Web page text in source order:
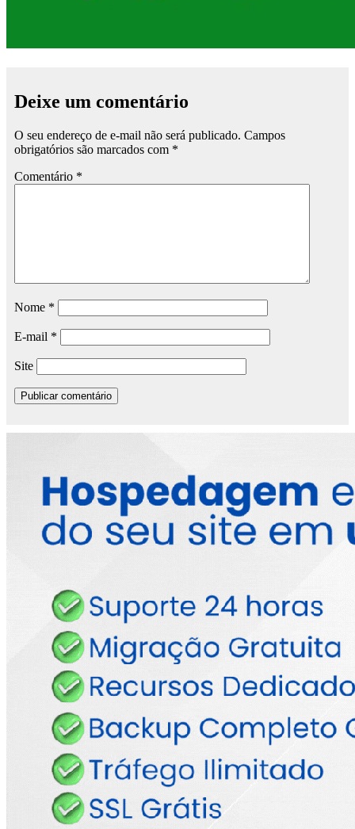
Deixe um comentário
O seu endereço de e-mail não será publicado. Campos
obrigatórios são marcados com *
Comentário *
Nome *
E-mail *
Site